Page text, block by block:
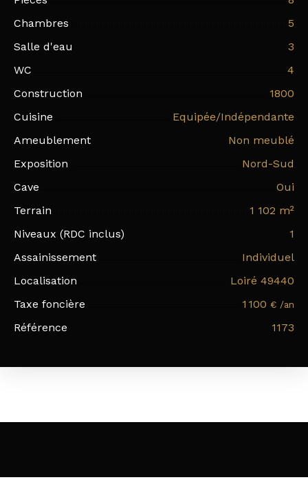
Chambres
5
Salle d'eau
3
WC
4
Construction
1800
Cuisine
Equipée/Indépendante
Ameublement
Non meublé
Exposition
Nord-Sud
Cave
Oui
Terrain
1 102 m²
Niveaux (RDC inclus)
1
Assainissement
Individuel
Localisation
Loiré 49440
Taxe foncière
1 100 € /an
Référence 1173